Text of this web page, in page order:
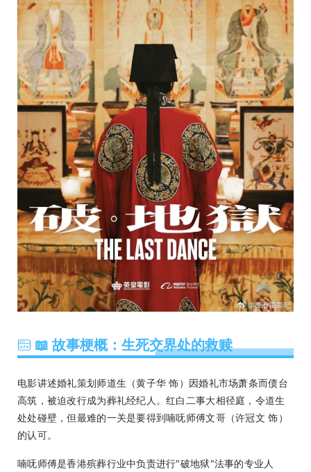
📖 故事梗概：生死交界处的救赎
电影讲述婚礼策划师道生（黄子华 饰）因婚礼市场萧条而债台
高筑，被迫改行成为葬礼经纪人。红白二事大相径庭，令道生
处处碰壁，但最难的一关是要得到喃呒师傅文哥（许冠文 饰）
的认可。
喃呒师傅是香港殡葬行业中负责进行"破地狱"法事的专业人